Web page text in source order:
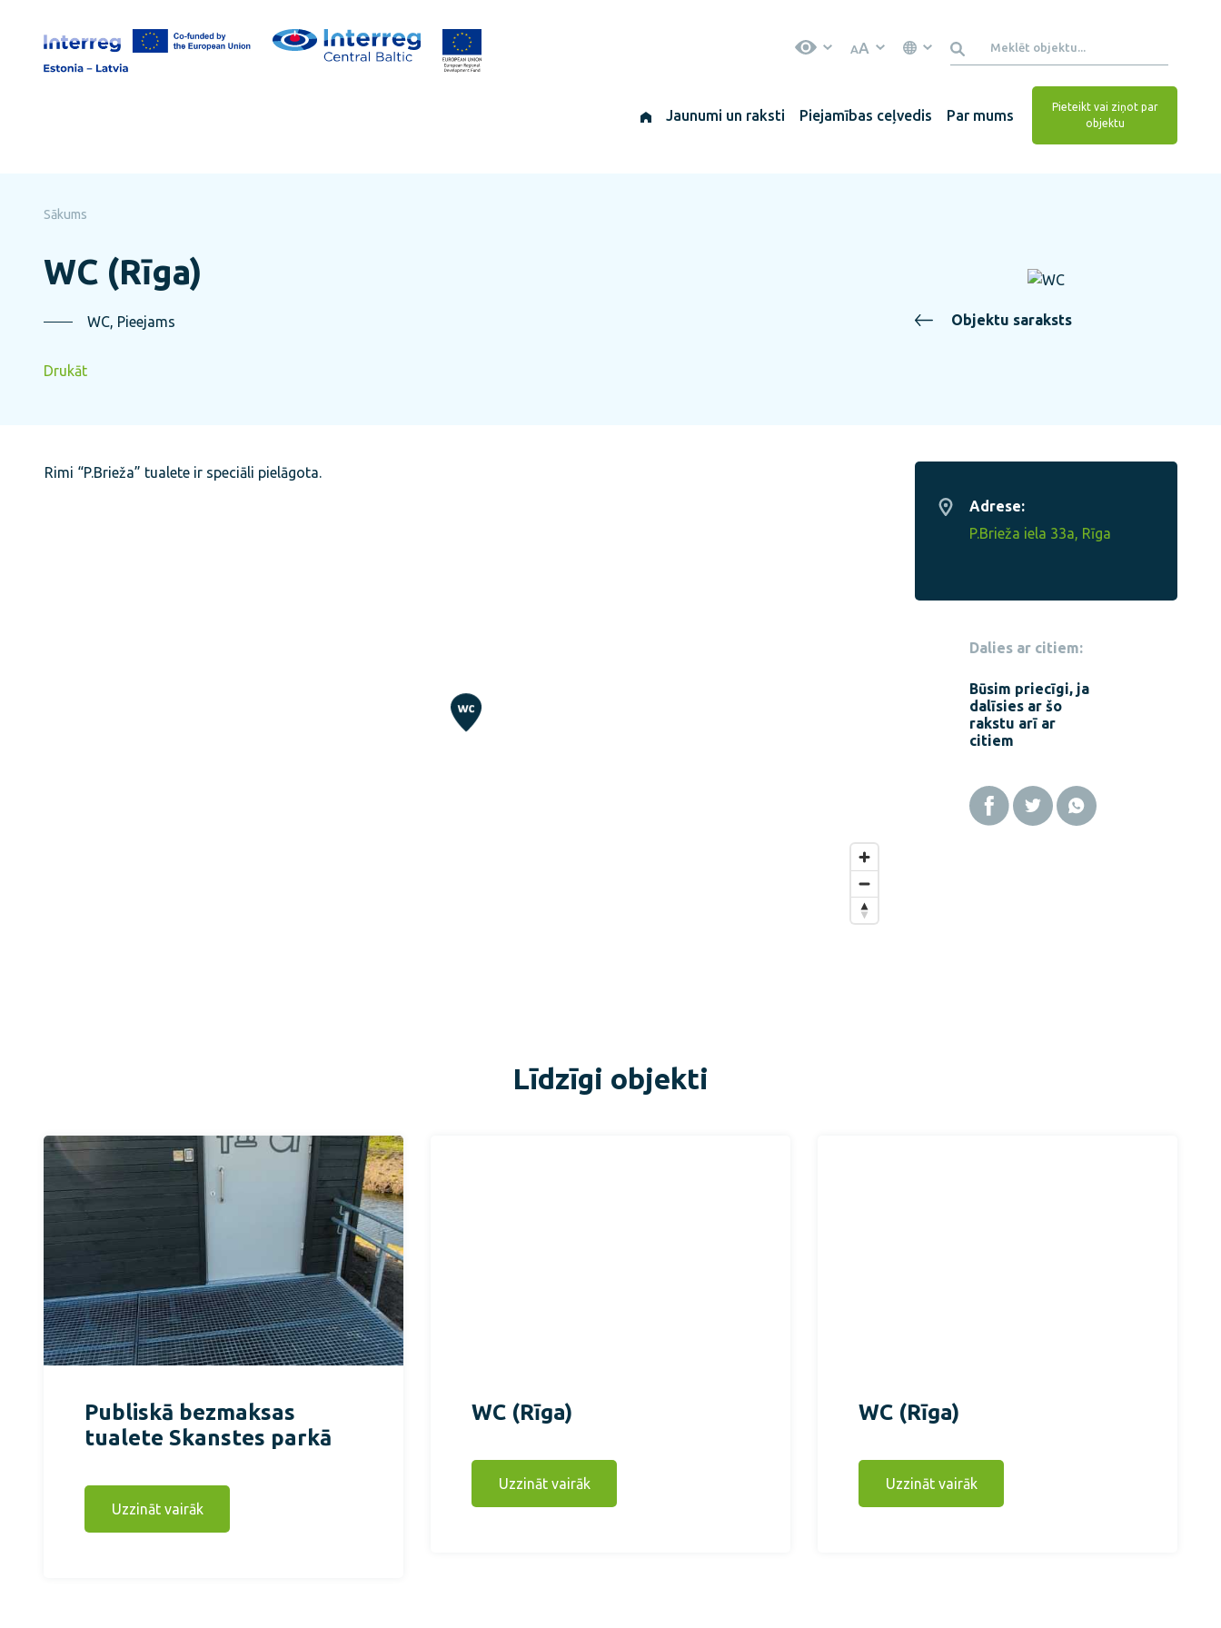
AA
Jaunumi un raksti Piejamības ceļvedis Par mums
Pieteikt vai ziņot par
objektu
Sākums
WC (Rīga)
WC, Pieejams
Drukāt
Objektu saraksts
Rimi “P.Brieža” tualete ir speciāli pielāgota.
Adrese:
P.Brieža iela 33a, Rīga
Dalies ar citiem:
Būsim priecīgi, ja
dalīsies ar šo
rakstu arī ar
citiem
Līdzīgi objekti
Publiskā bezmaksas
tualete Skanstes parkā
Uzzināt vairāk
WC (Rīga)
Uzzināt vairāk
WC (Rīga)
Uzzināt vairāk